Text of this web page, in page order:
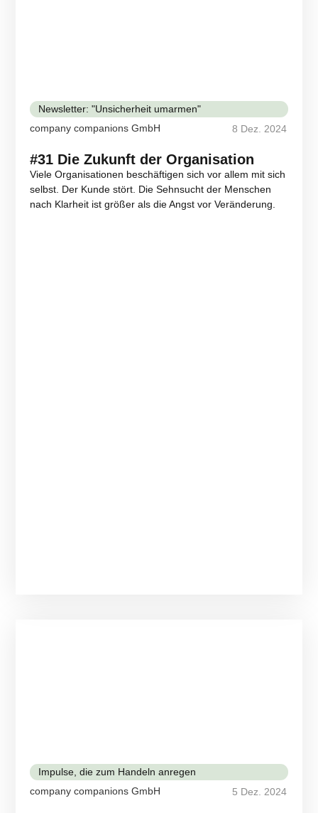
Newsletter: "Unsicherheit umarmen"
company companions GmbH
8 Dez. 2024
#31 Die Zukunft der Organisation
Viele Organisationen beschäftigen sich vor allem mit sich
selbst. Der Kunde stört. Die Sehnsucht der Menschen
nach Klarheit ist größer als die Angst vor Veränderung.
Impulse, die zum Handeln anregen
company companions GmbH
5 Dez. 2024